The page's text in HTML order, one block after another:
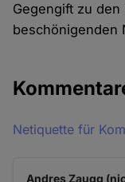
Gegengift zu
beschönigenden
Netiquette für
Andres Zaugg